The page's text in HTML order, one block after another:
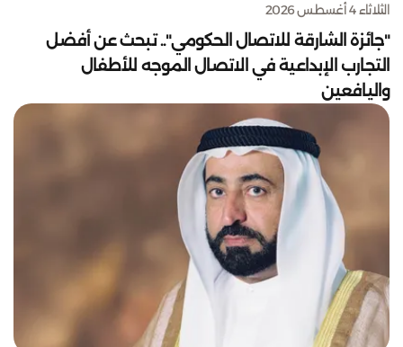
الثلاثاء 4 أغسطس 2026
"جائزة الشارقة للاتصال الحكومي".. تبحث عن أفضل
التجارب الإبداعية في الاتصال الموجه للأطفال
واليافعين